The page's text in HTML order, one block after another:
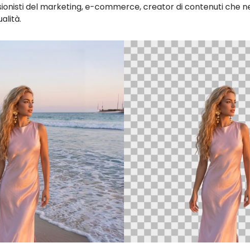
del marketing, e-commerce, creator di contenuti che